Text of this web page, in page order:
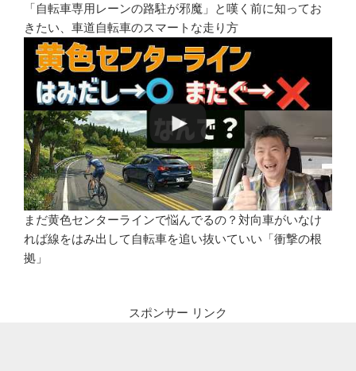
「自転車専用レーンの路駐が邪魔」と嘆く前に知ってお
きたい、車道自転車のスマートな走り方
まだ黄色センターラインで悩んでるの？対向車がいなけ
れば線をはみ出して自転車を追い抜いていい「衝撃の根
拠」
スポンサー リンク